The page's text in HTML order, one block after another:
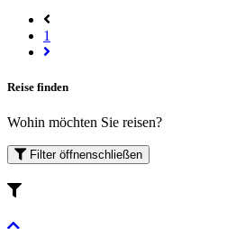
1
Reise finden
Wohin möchten Sie reisen?
Filter öffnenschließen